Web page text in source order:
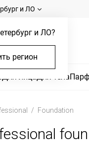
и ЛО
и ЛО?
регион
Для лицаДля тела
Foundation